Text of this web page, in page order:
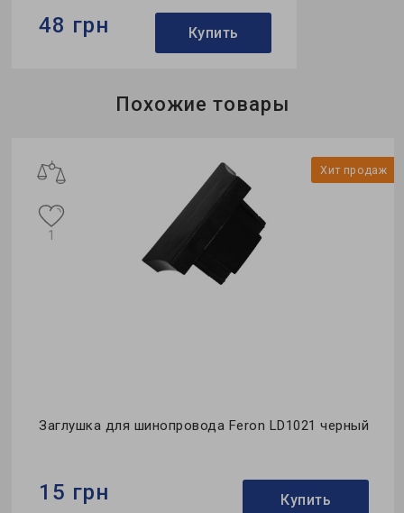
48 грн Купить
Похожие товары
Хит продаж
Заглушка для шинопровода Feron LD1021 черный
1
15 грн Купить